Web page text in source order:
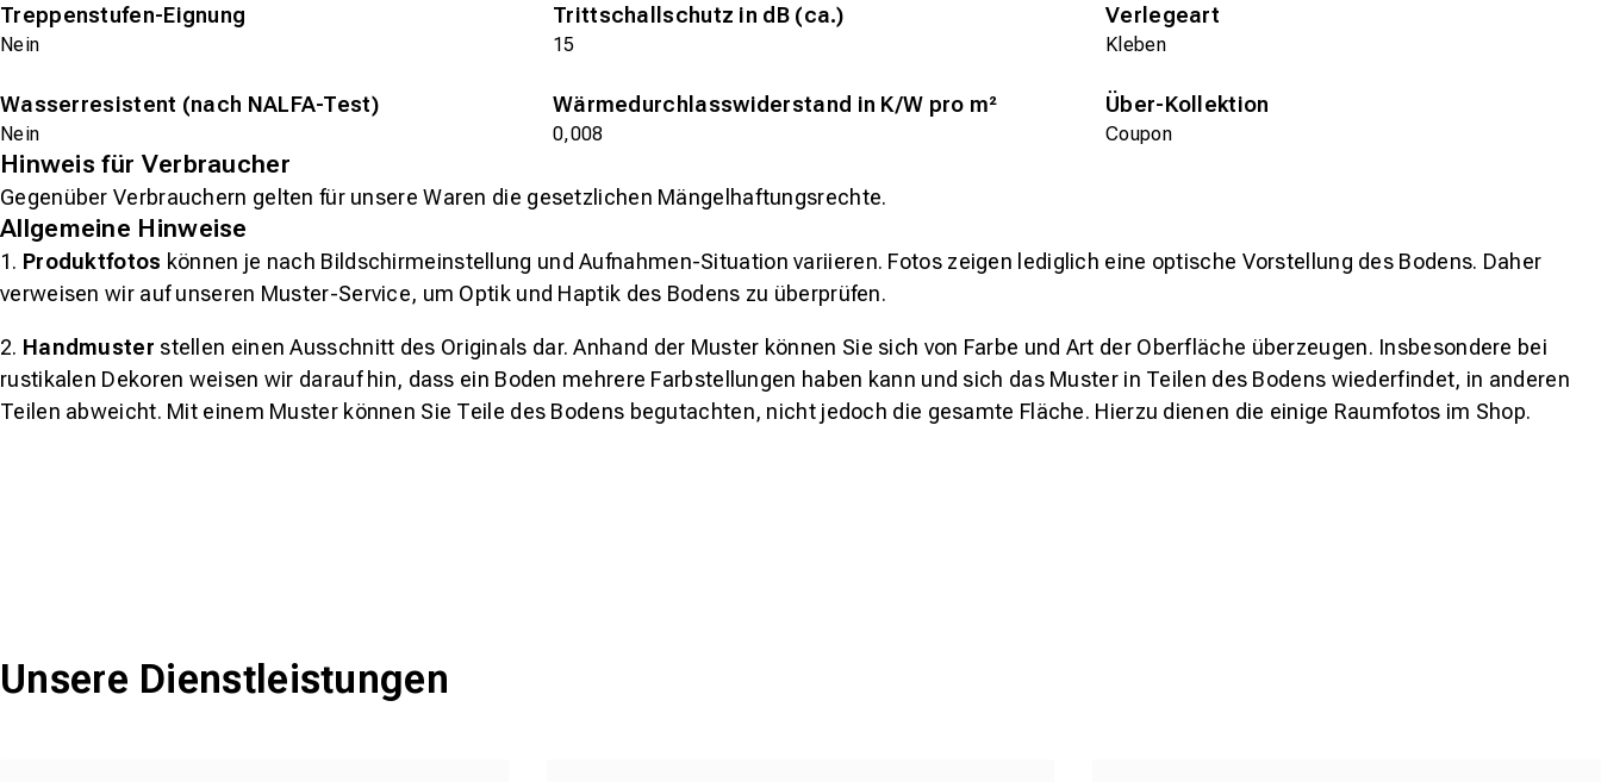
Treppenstufen-Eignung
Nein
Trittschallschutz in dB (ca.)
15
Verlegeart
Kleben
Wasserresistent (nach NALFA-Test)
Nein
Wärmedurchlasswiderstand in K/W pro m²
0,008
Über-Kollektion
Coupon
Hinweis für Verbraucher
Gegenüber Verbrauchern gelten für unsere Waren die gesetzlichen Mängelhaftungsrechte.
Allgemeine Hinweise
1. Produktfotos können je nach Bildschirmeinstellung und Aufnahmen-Situation variieren. Fotos zeigen lediglich eine optische Vorstellung des Bodens. Daher
verweisen wir auf unseren Muster-Service, um Optik und Haptik des Bodens zu überprüfen.
2. Handmuster stellen einen Ausschnitt des Originals dar. Anhand der Muster können Sie sich von Farbe und Art der Oberfläche überzeugen. Insbesondere bei
rustikalen Dekoren weisen wir darauf hin, dass ein Boden mehrere Farbstellungen haben kann und sich das Muster in Teilen des Bodens wiederfindet, in anderen
Teilen abweicht. Mit einem Muster können Sie Teile des Bodens begutachten, nicht jedoch die gesamte Fläche. Hierzu dienen die einige Raumfotos im Shop.
Unsere Dienstleistungen